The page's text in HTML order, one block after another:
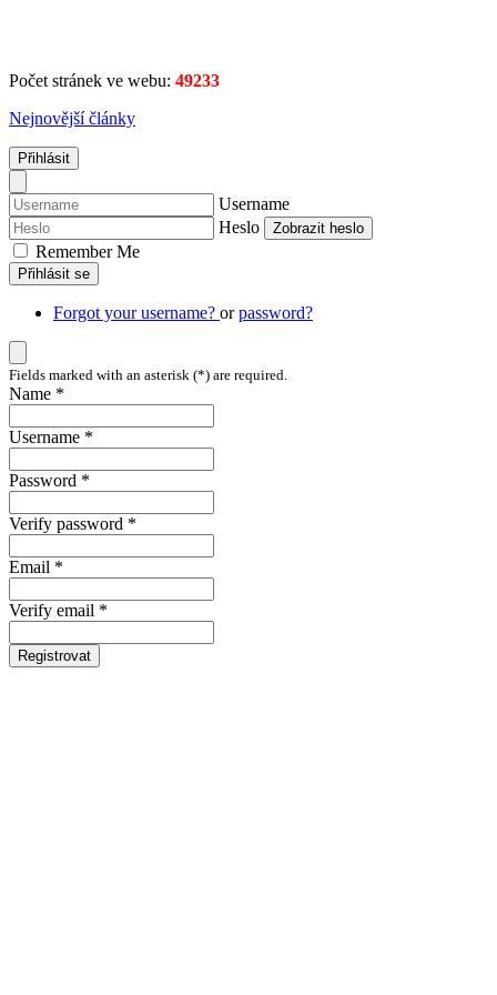
Počet stránek ve webu: 49233
Nejnovější články
Přihlásit
Username
Heslo
Zobrazit heslo
Remember Me
Přihlásit se
Forgot your username? orpassword?
Fields marked with an asterisk (*) are required.
Name *
Username *
Password *
Verify password *
Email *
Verify email *
Registrovat